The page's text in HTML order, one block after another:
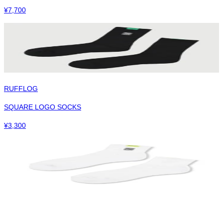
¥7,700
RUFFLOG
SQUARE LOGO SOCKS
¥3,300